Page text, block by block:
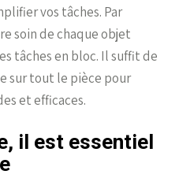
vos tâches. Par
soin de chaque objet
tâches en bloc. Il suffit de
sur tout le pièce pour
et efficaces.
il est essentiel